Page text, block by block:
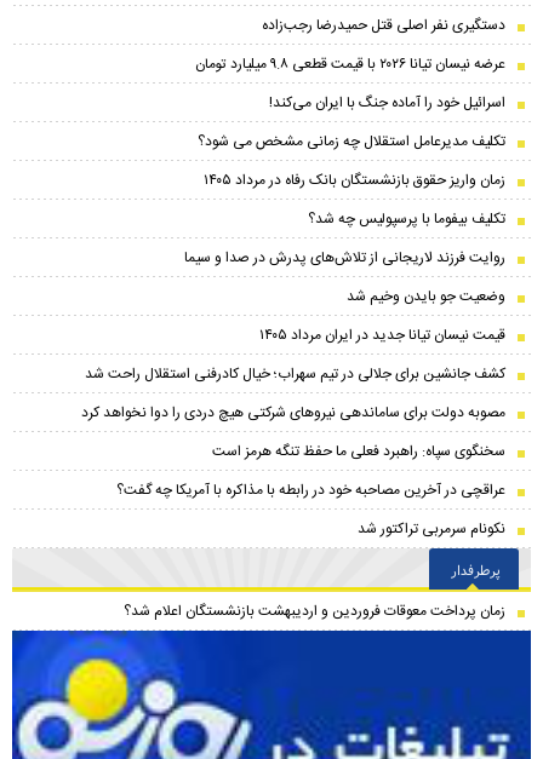
دستگیری نفر اصلی قتل حمیدرضا رجب‌زاده
عرضه نیسان تیانا ۲۰۲۶ با قیمت قطعی ۹.۸ میلیارد تومان
اسرائیل خود را آماده جنگ با ایران می‌کند!
تکلیف مدیرعامل استقلال چه زمانی مشخص می شود؟
زمان واریز حقوق بازنشستگان بانک رفاه در مرداد ۱۴۰۵
تکلیف بیفوما با پرسپولیس چه شد؟
روایت فرزند لاریجانی از تلاش‌های پدرش در صدا و سیما
وضعیت جو بایدن وخیم شد
قیمت نیسان تیانا جدید در ایران مرداد ۱۴۰۵
کشف جانشین برای جلالی در تیم سهراب؛ خیال کادرفنی استقلال راحت شد
مصوبه دولت برای ساماندهی نیروهای شرکتی هیچ دردی را دوا نخواهد کرد
سخنگوی سپاه: راهبرد فعلی ما حفظ تنگه هرمز است
عراقچی در آخرین مصاحبه خود در رابطه با مذاکره با آمریکا چه گفت؟
نکونام سرمربی تراکتور شد
پرطرفدار
زمان پرداخت معوقات فروردین و اردیبهشت بازنشستگان اعلام شد؟